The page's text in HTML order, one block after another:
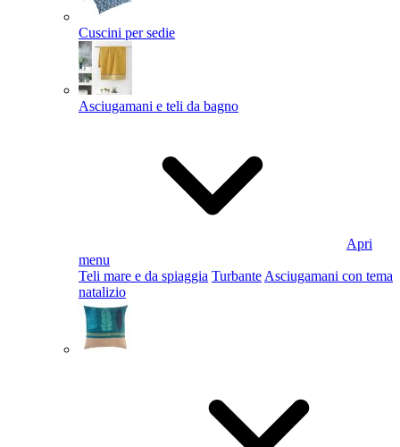
Cuscini per sedie
Asciugamani e teli da bagno
Apri
menu
Teli mare e da spiaggia Turbante Asciugamani con tema
natalizio